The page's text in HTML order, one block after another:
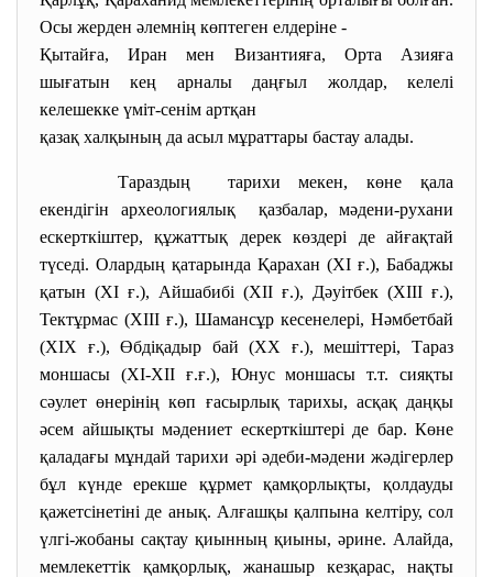
Осы жерден әлемнің көптеген елдеріне -
Қытайға, Иран мен Византияға, Орта Азияға
шығатын кең арналы даңғыл жолдар, келелі
келешекке үміт-сенім артқан
қазақ халқының да асыл мұраттары бастау алады.
Тараздың тарихи мекен, көне қала
екендігін археологиялық қазбалар, мәдени-рухани
ескерткіштер, құжаттық дерек көздері де айғақтай
түседі. Олардың қатарында Қарахан (XI ғ.), Бабаджы
қатын (XI ғ.), Айшабибі (XII ғ.), Дәуітбек (XIII ғ.),
Тектұрмас (XIII ғ.), Шамансұр кесенелері, Нәмбетбай
(XIX ғ.), Өбдіқадыр бай (XX ғ.), мешіттері, Тараз
моншасы (XI-XII ғ.ғ.), Юнус моншасы т.т. сияқты
сәулет өнерінің көп ғасырлық тарихы, асқақ даңқы
әсем айшықты мәдениет ескерткіштері де бар. Көне
қаладағы мұндай тарихи әрі әдеби-мәдени жәдігерлер
бұл күнде ерекше құрмет қамқорлықты, қолдауды
қажетсінетіні де анық. Алғашқы қалпына келтіру, сол
үлгі-жобаны сақтау қиынның қиыны, әрине. Алайда,
мемлекеттік қамқорлық, жанашыр кезқарас, нақты